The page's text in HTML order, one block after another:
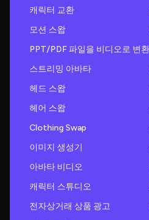
캐릭터 교환
모션 스왑
PPT/PDF 파일을 비디오로 변환
스트리밍 아바타
헤드 스왑
헤어 스왑
Clothing Swap
이미지 생성기
아바타 비디오
캐릭터 스튜디오
전자상거래 상품 광고